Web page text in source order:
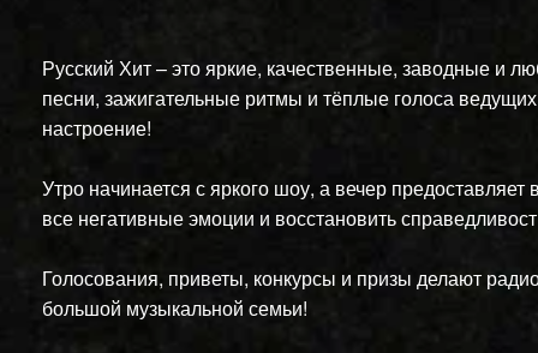
Русский Хит – это яркие, качественные, заводные и
песни, зажигательные ритмы и тёплые голоса
настроение!
Утро начинается с яркого шоу, а вечер
все негативные эмоции и восстановить
Голосования, приветы, конкурсы и призы делают
большой музыкальной семьи!